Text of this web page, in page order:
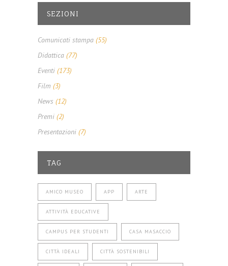
SEZIONI
Comunicati stampa (55)
Didattica (77)
Eventi (173)
Film (3)
News (12)
Premi (2)
Presentazioni (7)
TAG
AMICO MUSEO APP ARTE
ATTIVITÀ EDUCATIVE
CAMPUS PER STUDENTI CASA MASACCIO
CITTÀ IDEALI CITTÀ SOSTENIBILI